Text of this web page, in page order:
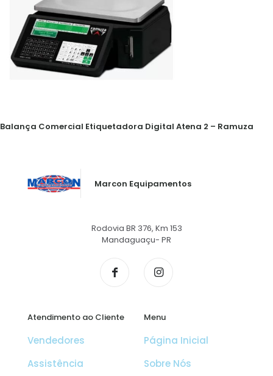
Balança Comercial Etiquetadora Digital Atena 2 – Ramuza
Marcon Equipamentos
Rodovia BR 376, Km 153
Mandaguaçu- PR
Atendimento ao Cliente
Vendedores
Assistência
Menu
Página Inicial
Sobre Nós